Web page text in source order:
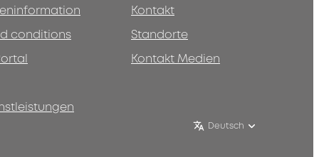
conditions
Kontakt
Standorte
Kontakt Medien
Deutsch